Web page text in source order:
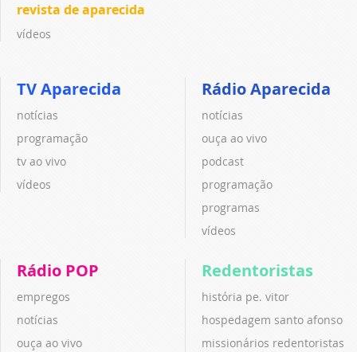
revista de aparecida
vídeos
TV Aparecida
notícias
programação
tv ao vivo
vídeos
Rádio Aparecida
notícias
ouça ao vivo
podcast
programação
programas
vídeos
Rádio POP
empregos
notícias
ouça ao vivo
Redentoristas
história pe. vitor
hospedagem santo afonso
missionários redentoristas